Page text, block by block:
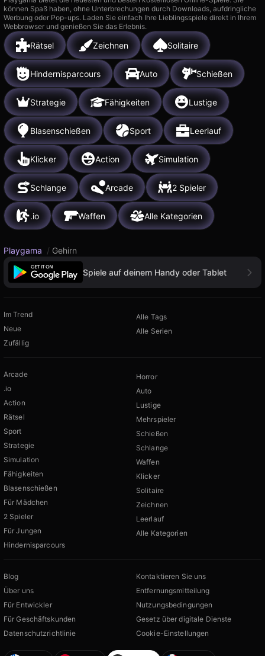
können Spaß haben, ohne Unterbrechungen durch Downloads, aufdringliche
Werbung oder Pop-ups. Laden Sie einfach Ihre Lieblingsspiele direkt in Ihrem
Webbrowser und genießen Sie das Erlebnis.
Rätsel Zeichnen Solitaire
Hindernisparcours Auto Schießen
Strategie Fähigkeiten Lustige
Blasenschießen Sport Leerlauf
Klicker Action Simulation
Schlange Arcade 2 Spieler
.io Waffen Alle Kategorien
Playgama / Gehirn
Spiele auf deinem Handy oder Tablet
Im Trend
Neue
Zufällig
Alle Tags
Alle Serien
Arcade
.io
Action
Rätsel
Sport
Strategie
Simulation
Fähigkeiten
Blasenschießen
Für Mädchen
2 Spieler
Für Jungen
Hindernisparcours
Horror
Auto
Lustige
Mehrspieler
Schießen
Schlange
Waffen
Klicker
Solitaire
Zeichnen
Leerlauf
Alle Kategorien
Blog
Über uns
Für Entwickler
Für Geschäftskunden
Datenschutzrichtlinie
Kontaktieren Sie uns
Entfernungsmitteilung
Nutzungsbedingungen
Gesetz über digitale Dienste
Cookie-Einstellungen